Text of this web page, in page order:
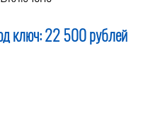
ключ: 22 500 рублей